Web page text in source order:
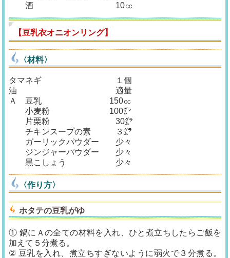
酒 10㏄
【豆乳衣オニオンリング】
〈材料〉
タマネギ １個
油 適量
Ａ 豆乳 150㏄
小麦粉 100㌘
片栗粉 30㌘
チキンスープの素 ３㌘
ガーリックパウダー 少々
ジンジャーパウダー 少々
黒こしょう 少々
〈作り方〉
ホタテの豆乳がゆ
① 鍋にＡの全ての材料を入れ、ひと煮立ちしたらご飯を
加えて５分煮る。
② 豆乳を入れ、煮立ちすぎないように弱火で３分煮る。